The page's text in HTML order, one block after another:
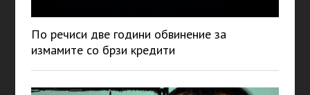
По речиси две години обвинение за
измамите со брзи кредити